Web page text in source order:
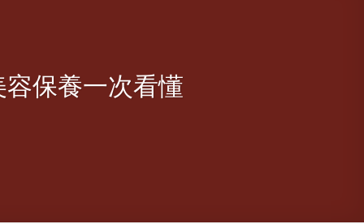
保養一次看懂